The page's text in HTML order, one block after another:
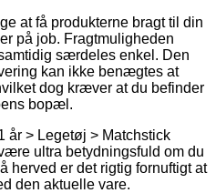
at få produkterne bragt til din
på job. Fragtmuligheden
særdeles enkel. Den
kan ikke benægtes at
dog kræver at du befinder
bopæl.
år > Legetøj > Matchstick
ultra betydningsfuld om du
herved er det rigtig fornuftigt at
den aktuelle vare.